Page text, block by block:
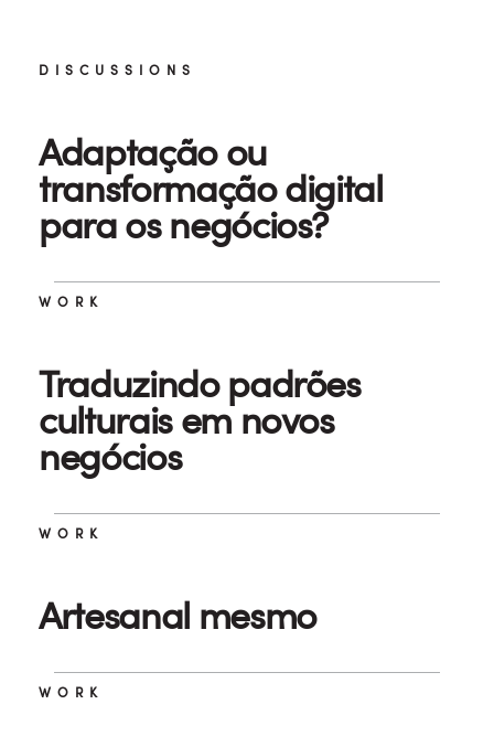
DISCUSSIONS
Adaptação ou
transformação digital
para os negócios?
WORK
Traduzindo padrões
culturais em novos
negócios
WORK
Artesanal mesmo
WORK